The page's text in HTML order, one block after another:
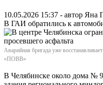
10.05.2026 15:37 - автор Яна
В ГАИ обратились к
Аварийная бригада уже
«ПОВВ»
В Челябинске около дома №